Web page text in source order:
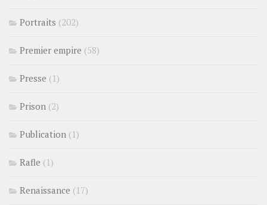
Portraits (202)
Premier empire (58)
Presse (1)
Prison (2)
Publication (1)
Rafle (1)
Renaissance (17)